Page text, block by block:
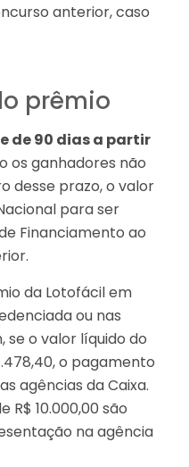
anterior, caso
prêmio
de 90 dias a partir
os ganhadores não
desse prazo, o valor
para ser
Financiamento ao
da Lotofácil em
ou nas
se o valor líquido do
o pagamento
agências da Caixa.
R$ 10.000,00 são
na agência